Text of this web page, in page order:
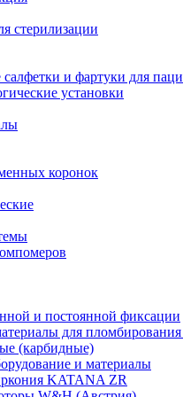
стерилизации
и фартуки для
установки
коронок
и постоянной фиксации
для
(карбидные)
и материалы
KATANA ZR